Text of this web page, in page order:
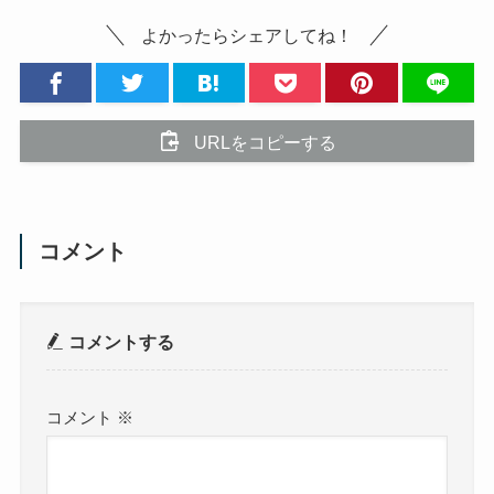
よかったらシェアしてね！
URLをコピーする
コメント
コメントする
コメント ※